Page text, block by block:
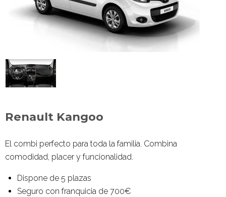
Renault Kangoo
El combi perfecto para toda la familia. Combina
comodidad, placer y funcionalidad.
Dispone de 5 plazas
Seguro con franquicia de 700€